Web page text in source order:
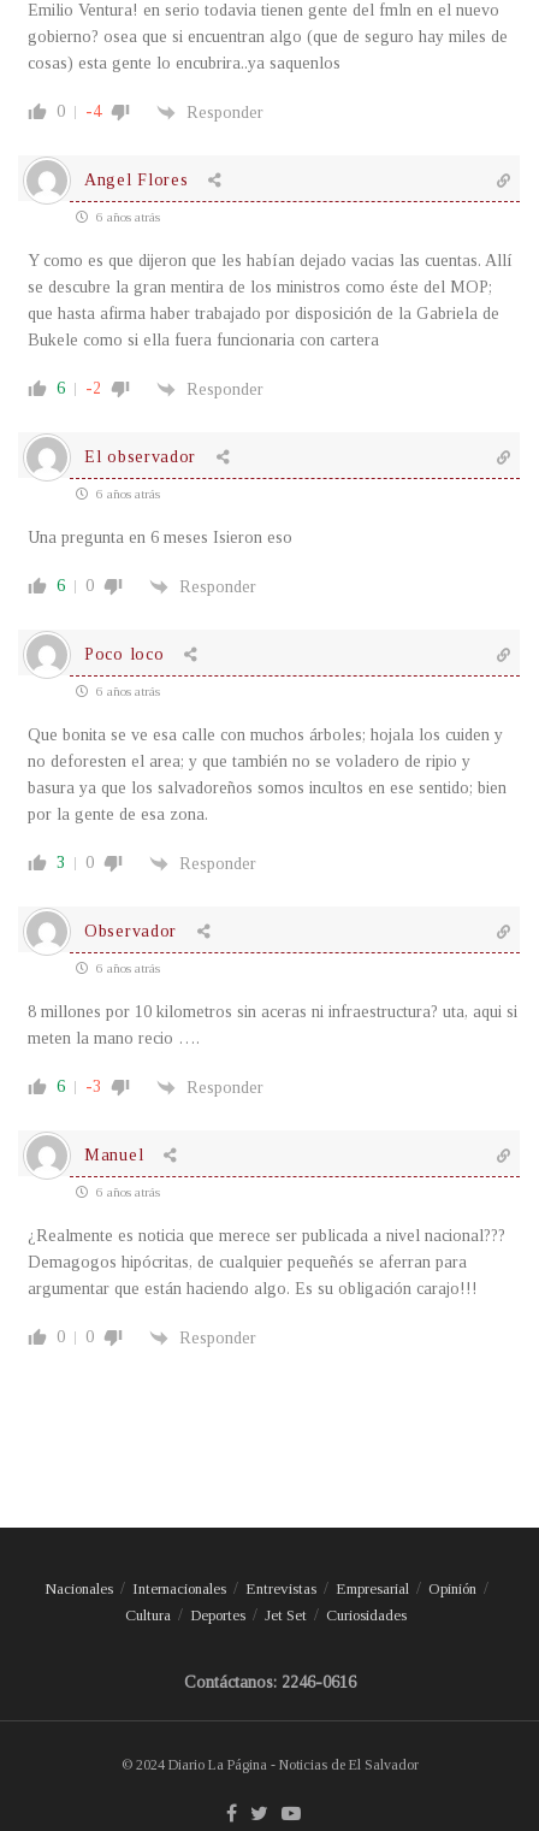
Emilio Ventura! en serio todavia tienen gente del fmln en el nuevo
gobierno? osea que si encuentran algo (que de seguro hay miles de
cosas) esta gente lo encubrira..ya saquenlos
0 -4 Responder
Angel Flores
6 años atrás
Y como es que dijeron que les habían dejado vacias las cuentas. Allí
se descubre la gran mentira de los ministros como éste del MOP;
que hasta afirma haber trabajado por disposición de la Gabriela de
Bukele como si ella fuera funcionaria con cartera
6 -2 Responder
El observador
6 años atrás
Una pregunta en 6 meses Isieron eso
6 0 Responder
Poco loco
6 años atrás
Que bonita se ve esa calle con muchos árboles; hojala los cuiden y
no deforesten el area; y que también no se voladero de ripio y
basura ya que los salvadoreños somos incultos en ese sentido; bien
por la gente de esa zona.
3 0 Responder
Observador
6 años atrás
8 millones por 10 kilometros sin aceras ni infraestructura? uta, aqui si
meten la mano recio ….
6 -3 Responder
Manuel
6 años atrás
¿Realmente es noticia que merece ser publicada a nivel nacional???
Demagogos hipócritas, de cualquier pequeñés se aferran para
argumentar que están haciendo algo. Es su obligación carajo!!!
0 0 Responder
Nacionales Internacionales Entrevistas Empresarial
Opinión
Cultura
Deportes Jet Set Curiosidades
Contáctanos: 2246-0616
© 2024 Diario La Página - Noticias de El Salvador